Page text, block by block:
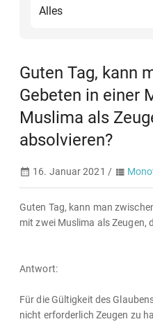
Alles
Guten Tag, kann
Gebeten in einer
Muslima als
absolvieren?
16. Januar 2021 /
Guten Tag, kann man
mit zwei Muslima als Zeugen,
Antwort:
Für die Gültigkeit des
nicht erforderlich Zeugen zu